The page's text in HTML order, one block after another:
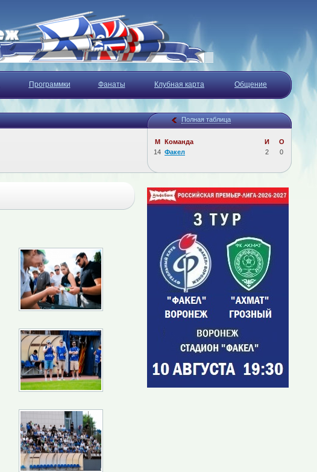
Программки Фанаты Клубная карта Общение
Полная таблица
М Команда И
О
14 Факел 2 0